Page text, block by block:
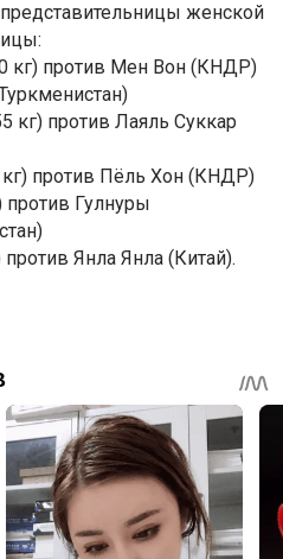
женской
кг) против Мен Вон (КНДР)
кг) против Лаяль Суккар
против Пёль Хон (КНДР)
против Гулнуры
Янла Янла (Китай).